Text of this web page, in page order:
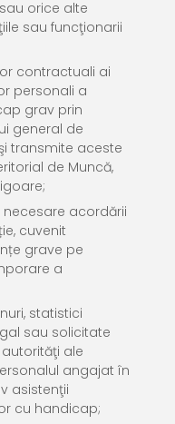
orice alte
sau funcţionarii
contractuali ai
personali a
grav prin
general de
transmite aceste
de Muncă,
necesare acordării
cuvenit
grave pe
a
statistici
sau solicitate
ale
angajat în
asistenţii
cu handicap;